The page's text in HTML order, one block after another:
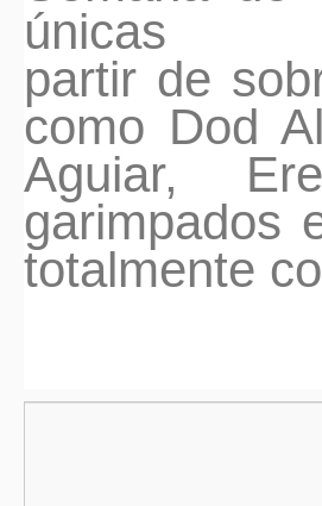
únicas
partir de
como Dod
Aguiar,
garimpados
totalmente